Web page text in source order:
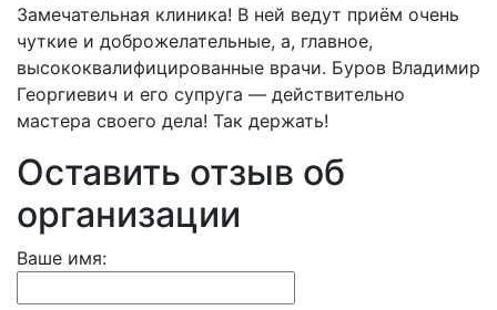
Замечательная клиника! В ней ведут приём очень
чуткие и доброжелательные, а, главное,
высококвалифицированные врачи. Буров Владимир
Георгиевич и его супруга — действительно
мастера своего дела! Так держать!
Оставить отзыв об
организации
Ваше имя: